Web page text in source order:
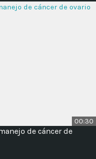
00:30
de cáncer de